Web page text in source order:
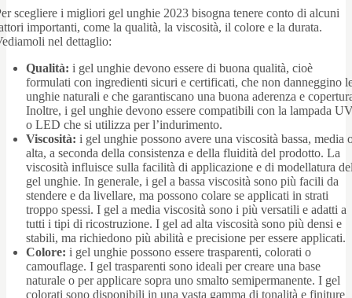
scegliere i migliori gel unghie 2023 bisogna tenere conto di alcuni
importanti, come la qualità, la viscosità, il colore e la durata.
nel dettaglio:
Qualità: i gel unghie devono essere di buona qualità, cioè
formulati con ingredienti sicuri e certificati, che non danneggino
unghie naturali e che garantiscano una buona aderenza e
Inoltre, i gel unghie devono essere compatibili con la lampada
o LED che si utilizza per l’indurimento.
Viscosità: i gel unghie possono avere una viscosità bassa, media
alta, a seconda della consistenza e della fluidità del prodotto. La
viscosità influisce sulla facilità di applicazione e di modellatura
gel unghie. In generale, i gel a bassa viscosità sono più facili da
stendere e da livellare, ma possono colare se applicati in strati
troppo spessi. I gel a media viscosità sono i più versatili e adatti a
tutti i tipi di ricostruzione. I gel ad alta viscosità sono più densi e
stabili, ma richiedono più abilità e precisione per essere applicati.
Colore: i gel unghie possono essere trasparenti, colorati o
camouflage. I gel trasparenti sono ideali per creare una base
naturale o per applicare sopra uno smalto semipermanente. I gel
colorati sono disponibili in una vasta gamma di tonalità e finiture